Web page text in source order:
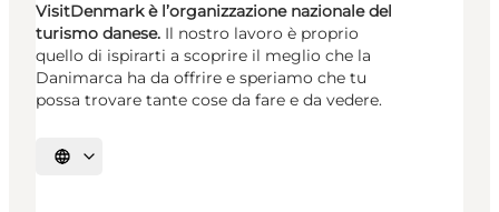
VisitDenmark è l’organizzazione nazionale del
turismo danese. Il nostro lavoro è proprio
quello di ispirarti a scoprire il meglio che la
Danimarca ha da offrire e speriamo che tu
possa trovare tante cose da fare e da vedere.
Seleziona la lingua